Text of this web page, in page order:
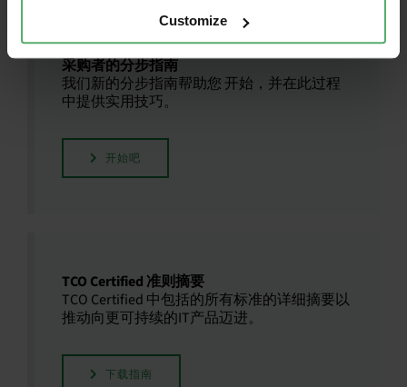
Customize
采购者的分步指南
我们新的分步指南帮助您 开始，并在此过程
中提供实用技巧。
开始吧
TCO Certified 准则摘要
TCO Certified 中包括的所有标准的详细摘要以
推动向更可持续的IT产品迈进。
下载指南